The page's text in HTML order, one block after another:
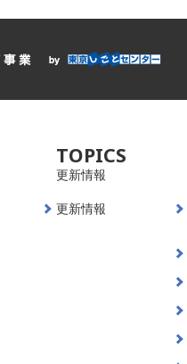
TOPICS
更新情報
更新情報